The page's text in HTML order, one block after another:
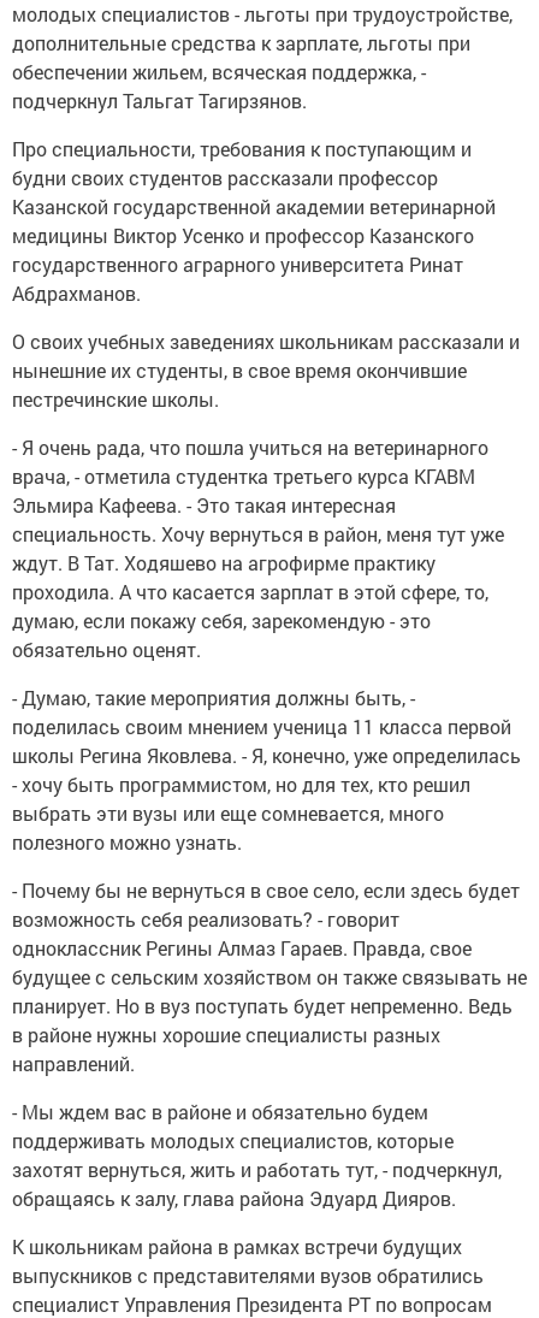
молодых специалистов - льготы при трудоустройстве,
дополнительные средства к зарплате, льготы при
обеспечении жильем, всяческая поддержка, -
подчеркнул Тальгат Тагирзянов.
Про специальности, требования к поступающим и
будни своих студентов рассказали профессор
Казанской государственной академии ветеринарной
медицины Виктор Усенко и профессор Казанского
государственного аграрного университета Ринат
Абдрахманов.
О своих учебных заведениях школьникам рассказали и
нынешние их студенты, в свое время окончившие
пестречинские школы.
- Я очень рада, что пошла учиться на ветеринарного
врача, - отметила студентка третьего курса КГАВМ
Эльмира Кафеева. - Это такая интересная
специальность. Хочу вернуться в район, меня тут уже
ждут. В Тат. Ходяшево на агрофирме практику
проходила. А что касается зарплат в этой сфере, то,
думаю, если покажу себя, зарекомендую - это
обязательно оценят.
- Думаю, такие мероприятия должны быть, -
поделилась своим мнением ученица 11 класса первой
школы Регина Яковлева. - Я, конечно, уже определилась
- хочу быть программистом, но для тех, кто решил
выбрать эти вузы или еще сомневается, много
полезного можно узнать.
- Почему бы не вернуться в свое село, если здесь будет
возможность себя реализовать? - говорит
одноклассник Регины Алмаз Гараев. Правда, свое
будущее с сельским хозяйством он также связывать не
планирует. Но в вуз поступать будет непременно. Ведь
в районе нужны хорошие специалисты разных
направлений.
- Мы ждем вас в районе и обязательно будем
поддерживать молодых специалистов, которые
захотят вернуться, жить и работать тут, - подчеркнул,
обращаясь к залу, глава района Эдуард Дияров.
К школьникам района в рамках встречи будущих
выпускников с представителями вузов обратились
специалист Управления Президента РТ по вопросам